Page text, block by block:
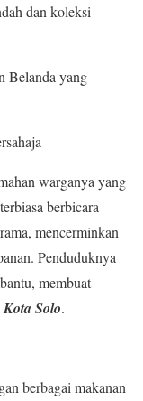
dan koleksi
Belanda yang
warganya yang
berbicara
mencerminkan
Penduduknya
membuat
Kota Solo.
berbagai makanan